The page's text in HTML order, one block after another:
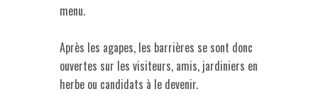
menu.
Après les agapes, les barrières se sont donc
ouvertes sur les visiteurs, amis, jardiniers en
herbe ou candidats à le devenir.